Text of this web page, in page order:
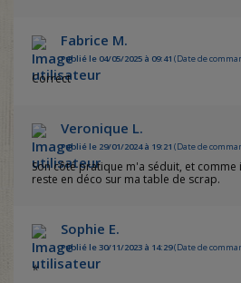
Fabrice M.
Publié le 04/05/2025 à 09:41 (Date de
Correct
Veronique L.
Publié le 29/01/2024 à 19:21 (Date de
Son côté pratique m'a séduit, et comme
reste en déco sur ma table de scrap.
Sophie E.
Publié le 30/11/2023 à 14:29(Date de
⭐️